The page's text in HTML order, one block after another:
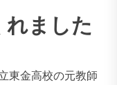
れました
東金高校の元教師